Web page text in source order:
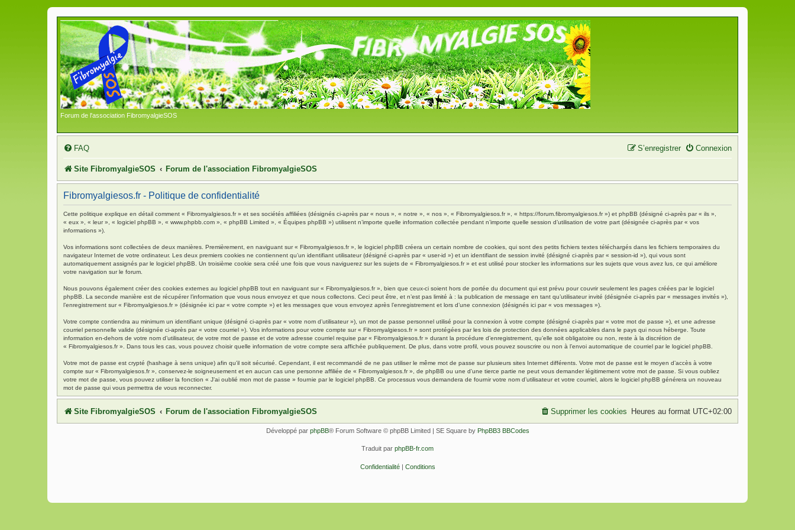
Forum de l'association FibromyalgieSOS
FAQ Connexion
S’enregistrer
Site FibromyalgieSOS Forum de l'association FibromyalgieSOS
Fibromyalgiesos.fr - Politique de confidentialité
Cette politique explique en détail comment « Fibromyalgiesos.fr » et ses sociétés affiliées (désignés ci-après par « nous », « notre », « nos », « Fibromyalgiesos.fr », « https://forum.fibromyalgiesos.fr ») et phpBB (désigné ci-après par « ils »,
« eux », « leur », « logiciel phpBB », « www.phpbb.com », « phpBB Limited », « Équipes phpBB ») utilisent n’importe quelle information collectée pendant n’importe quelle session d’utilisation de votre part (désignée ci-après par « vos
informations »).
Vos informations sont collectées de deux manières. Premièrement, en naviguant sur « Fibromyalgiesos.fr », le logiciel phpBB créera un certain nombre de cookies, qui sont des petits fichiers textes téléchargés dans les fichiers temporaires du
navigateur Internet de votre ordinateur. Les deux premiers cookies ne contiennent qu’un identifiant utilisateur (désigné ci-après par « user-id ») et un identifiant de session invité (désigné ci-après par « session-id »), qui vous sont
automatiquement assignés par le logiciel phpBB. Un troisième cookie sera créé une fois que vous naviguerez sur les sujets de « Fibromyalgiesos.fr » et est utilisé pour stocker les informations sur les sujets que vous avez lus, ce qui améliore
votre navigation sur le forum.
Nous pouvons également créer des cookies externes au logiciel phpBB tout en naviguant sur « Fibromyalgiesos.fr », bien que ceux-ci soient hors de portée du document qui est prévu pour couvrir seulement les pages créées par le logiciel
phpBB. La seconde manière est de récupérer l’information que vous nous envoyez et que nous collectons. Ceci peut être, et n’est pas limité à : la publication de message en tant qu’utilisateur invité (désignée ci-après par « messages invités »),
l’enregistrement sur « Fibromyalgiesos.fr » (désignée ici par « votre compte ») et les messages que vous envoyez après l’enregistrement et lors d’une connexion (désignés ici par « vos messages »).
Votre compte contiendra au minimum un identifiant unique (désigné ci-après par « votre nom d’utilisateur »), un mot de passe personnel utilisé pour la connexion à votre compte (désigné ci-après par « votre mot de passe »), et une adresse
courriel personnelle valide (désignée ci-après par « votre courriel »). Vos informations pour votre compte sur « Fibromyalgiesos.fr » sont protégées par les lois de protection des données applicables dans le pays qui nous héberge. Toute
information en-dehors de votre nom d’utilisateur, de votre mot de passe et de votre adresse courriel requise par « Fibromyalgiesos.fr » durant la procédure d’enregistrement, qu’elle soit obligatoire ou non, reste à la discrétion de
« Fibromyalgiesos.fr ». Dans tous les cas, vous pouvez choisir quelle information de votre compte sera affichée publiquement. De plus, dans votre profil, vous pouvez souscrire ou non à l’envoi automatique de courriel par le logiciel phpBB.
Votre mot de passe est crypté (hashage à sens unique) afin qu’il soit sécurisé. Cependant, il est recommandé de ne pas utiliser le même mot de passe sur plusieurs sites Internet différents. Votre mot de passe est le moyen d’accès à votre
compte sur « Fibromyalgiesos.fr », conservez-le soigneusement et en aucun cas une personne affiliée de « Fibromyalgiesos.fr », de phpBB ou une d’une tierce partie ne peut vous demander légitimement votre mot de passe. Si vous oubliez
votre mot de passe, vous pouvez utiliser la fonction « J’ai oublié mon mot de passe » fournie par le logiciel phpBB. Ce processus vous demandera de fournir votre nom d’utilisateur et votre courriel, alors le logiciel phpBB générera un nouveau
mot de passe qui vous permettra de vous reconnecter.
Site FibromyalgieSOS Forum de l'association FibromyalgieSOS Heures au format UTC+02:00
Supprimer les cookies
Développé par phpBB® Forum Software © phpBB Limited | SE Square by PhpBB3 BBCodes
Traduit par phpBB-fr.com
Confidentialité| Conditions